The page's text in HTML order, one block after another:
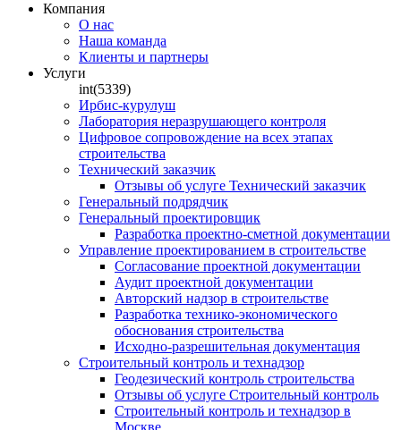
Компания
О нас
Наша команда
Клиенты и партнеры
Услуги
int(5339)
Ирбис-курулуш
Лаборатория неразрушающего контроля
Цифровое сопровождение на всех этапах
строительства
Технический заказчик
Отзывы об услуге Технический заказчик
Генеральный подрядчик
Генеральный проектировщик
Разработка проектно-сметной документации
Управление проектированием в строительстве
Согласование проектной документации
Аудит проектной документации
Авторский надзор в строительстве
Разработка технико-экономического
обоснования строительства
Исходно-разрешительная документация
Строительный контроль и технадзор
Геодезический контроль строительства
Отзывы об услуге Строительный контроль
Строительный контроль и технадзор в
Москве